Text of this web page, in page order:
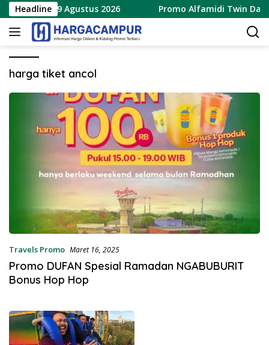
Langsung
ke
konten
Headline
8 – 9 Agustus 2026 Promo Alfamidi Twin Date
harga tiket ancol
Travels Promo Maret 16, 2025
Promo DUFAN Spesial Ramadan NGABUBURIT
Bonus Hop Hop